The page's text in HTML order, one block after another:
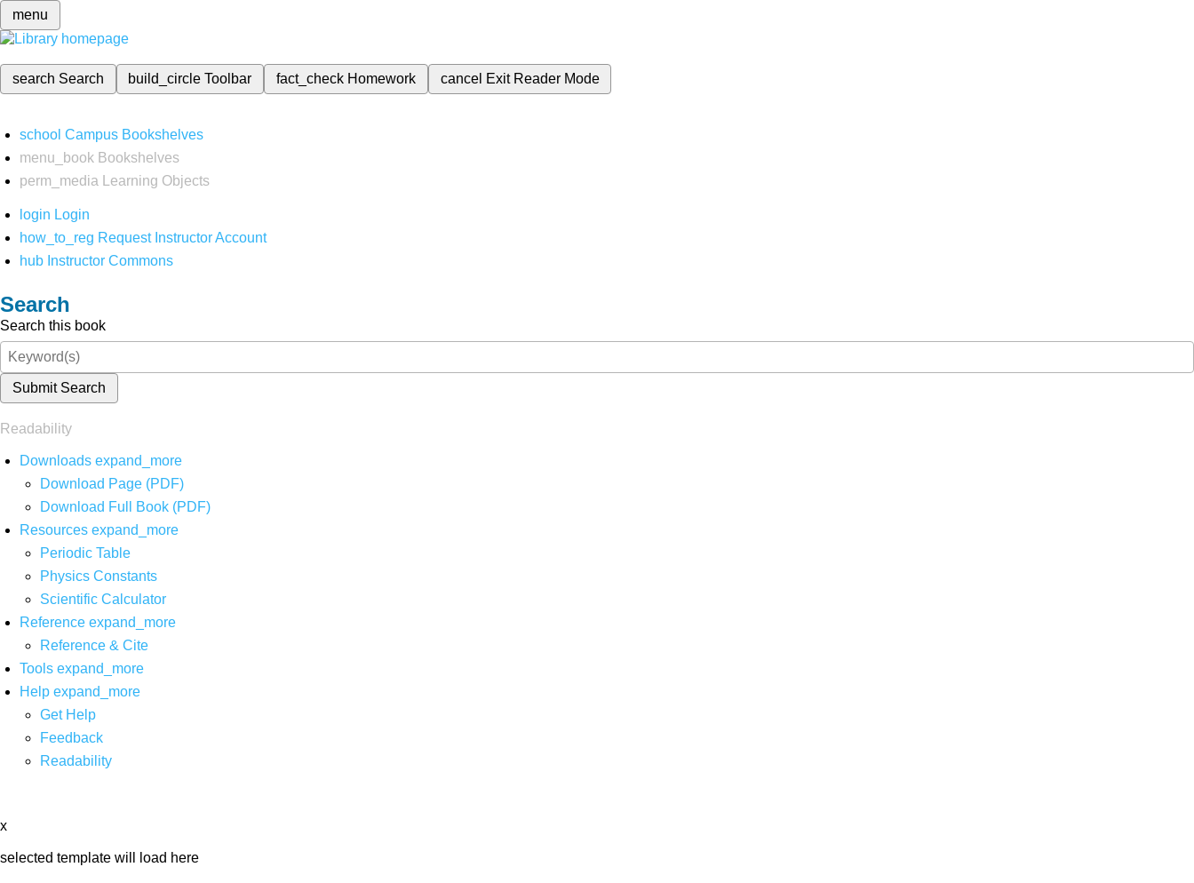
menu
search Search build_circleToolbar fact_check Homework cancel Exit Reader Mode
school Campus Bookshelves
menu_book Bookshelves
perm_media
Learning Objects
login Login
how_to_reg Request Instructor Account
hub Instructor Commons
Search
Search this book
Submit Search
Readability
Downloads expand_more
Download Page (PDF)
Download Full Book (PDF)
Resources expand_more
Periodic Table
Physics Constants
Scientific Calculator
Reference expand_more
Reference & Cite
Tools expand_more
Help expand_more
Get Help
Feedback
Readability
x
selected template will load here